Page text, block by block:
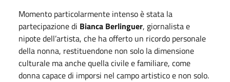
Momento particolarmente intenso è stata la
partecipazione di Bianca Berlinguer, giornalista e
nipote dell’artista, che ha offerto un ricordo personale
della nonna, restituendone non solo la dimensione
culturale ma anche quella civile e familiare, come
donna capace di imporsi nel campo artistico e non solo.